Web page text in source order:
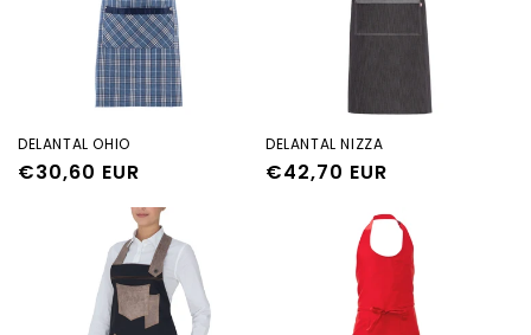
DELANTAL OHIO
Precio
€30,60 EUR
DELANTAL NIZZA
Precio
€42,70 EUR